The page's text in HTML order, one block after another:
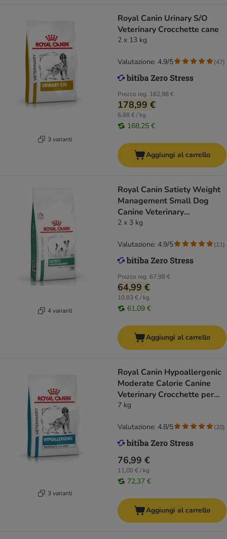
3 varianti
Royal Canin Urinary S/O
Veterinary Crocchette cane
2 x 13 kg
Prezzo reg. 182,98 €
178,99 €
6,88 € / kg
168,25 €
Valutazione: 4.9/5 (47)
Aggiungi al carrello
4 varianti
Royal Canin Satiety Weight
Management Small Dog
Canine Veterinary
Crocchette per cani
2 x 3 kg
Prezzo reg. 67,98 €
64,99 €
10,83 € / kg
61,09 €
Valutazione: 4.9/5 (11)
Aggiungi al carrello
3 varianti
Royal Canin Hypoallergenic
Moderate Calorie Canine
Veterinary Crocchette per
cani
7 kg
76,99 €
11,00 € / kg
72,37 €
Valutazione: 4.8/5 (20)
Aggiungi al carrello